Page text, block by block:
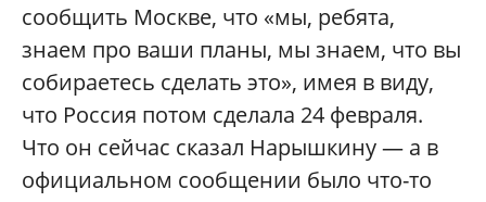
сообщить Москве, что «мы, ребята,
знаем про ваши планы, мы знаем, что вы
собираетесь сделать это», имея в виду,
что Россия потом сделала 24 февраля.
Что он сейчас сказал Нарышкину — а в
официальном сообщении было что-то